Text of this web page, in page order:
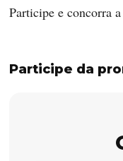
Participe e concorra
Participe da